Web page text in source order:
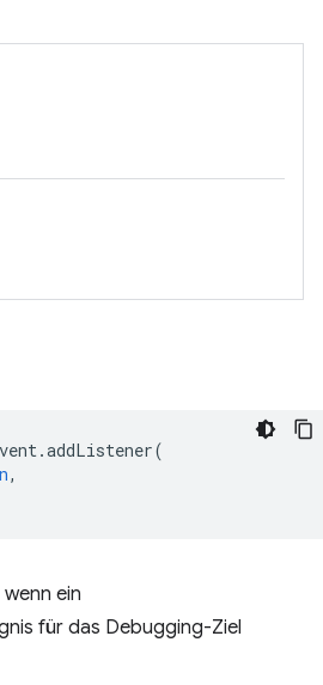
.addListener(
,
ein
für das Debugging-Ziel